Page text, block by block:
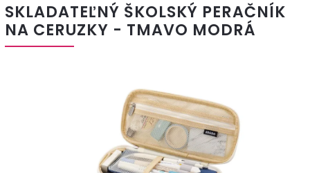
SKLADATEĽNÝ ŠKOLSKÝ PERAČNÍK
NA CERUZKY - TMAVO MODRÁ